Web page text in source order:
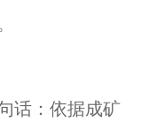
话：依据成矿